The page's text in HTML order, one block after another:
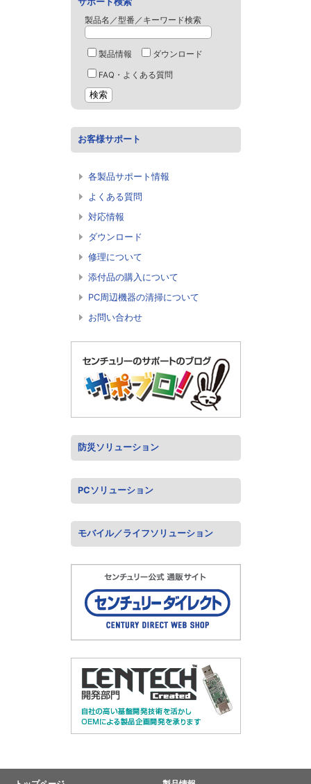
製品名／型番／キーワード検索
製品情報 ダウンロード
FAQ・よくある質問
お客様サポート
各製品サポート情報
よくある質問
対応情報
ダウンロード
修理について
添付品の購入について
PC周辺機器の清掃について
お問い合わせ
防災ソリューション
PCソリューション
モバイル／ライフソリューション